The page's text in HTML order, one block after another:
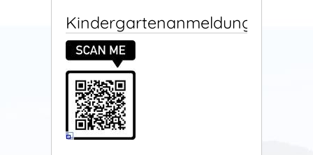
Kindergartenanmeldung